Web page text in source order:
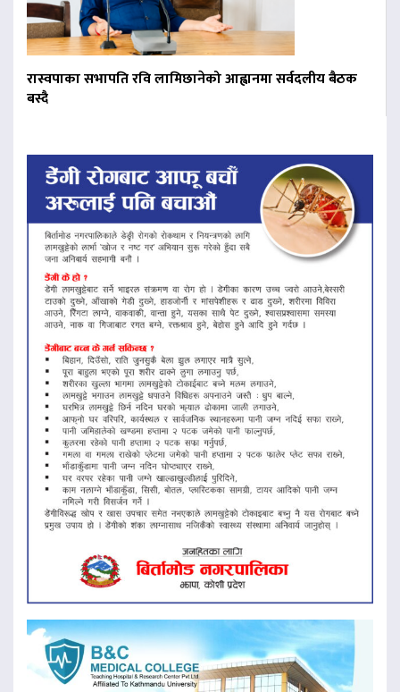
रास्वपाका सभापति रवि लामिछानेको आह्वानमा सर्वदलीय बैठक
बस्दै